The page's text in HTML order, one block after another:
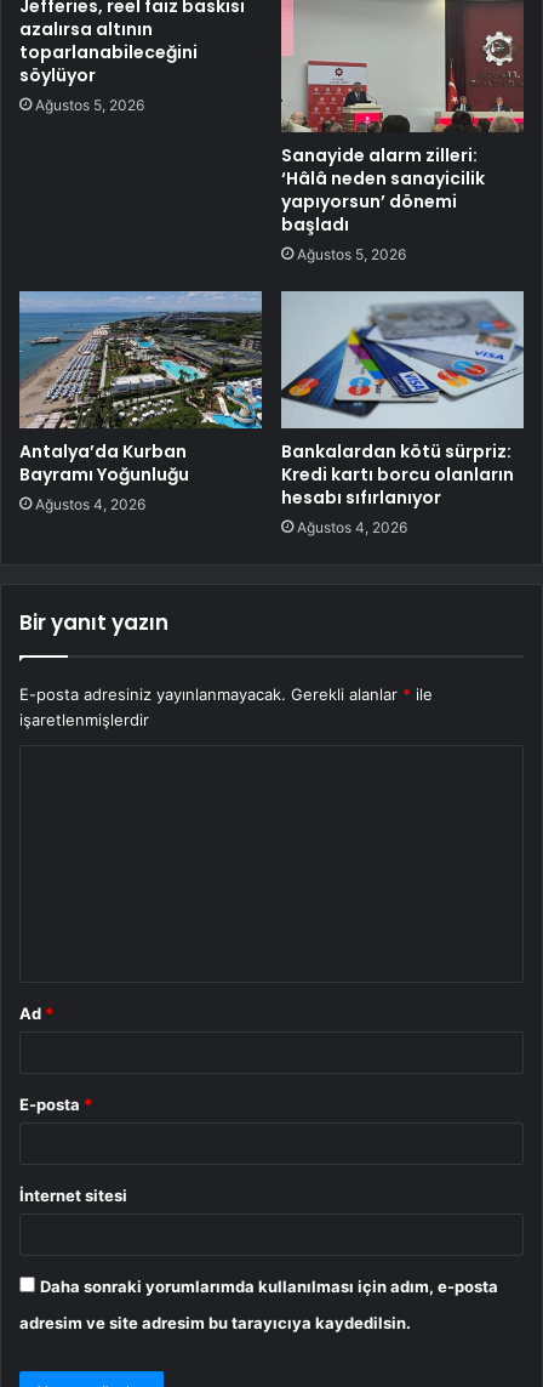
Jefferies, reel faiz baskısı
azalırsa altının
toparlanabileceğini
söylüyor
Ağustos 5, 2026
Sanayide alarm zilleri:
‘Hâlâ neden sanayicilik
yapıyorsun’ dönemi
başladı
Ağustos 5, 2026
Antalya’da Kurban
Bayramı Yoğunluğu
Ağustos 4, 2026
Bankalardan kötü sürpriz:
Kredi kartı borcu olanların
hesabı sıfırlanıyor
Ağustos 4, 2026
Bir yanıt yazın
E-posta adresiniz yayınlanmayacak. Gerekli alanlar * ile
işaretlenmişlerdir
Ad *
E-posta *
İnternet sitesi
Daha sonraki yorumlarımda kullanılması için adım, e-posta
adresim ve site adresim bu tarayıcıya kaydedilsin.